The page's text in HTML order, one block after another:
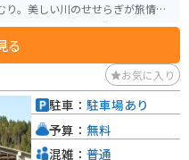
。美しい川のせせらぎが旅情を
判となり「湯治の街」として愛
して歓楽街としての賑わいを見
る
お気に入り
駐車： 駐車場あり
予算： 無料
混雑： 普通